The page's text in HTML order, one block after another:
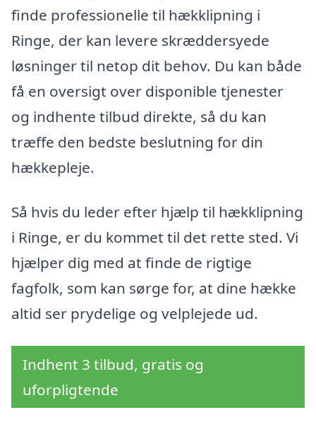
finde professionelle til hækklipning i
Ringe, der kan levere skræddersyede
løsninger til netop dit behov. Du kan både
få en oversigt over disponible tjenester
og indhente tilbud direkte, så du kan
træffe den bedste beslutning for din
hækkepleje.
Så hvis du leder efter hjælp til hækklipning
i Ringe, er du kommet til det rette sted. Vi
hjælper dig med at finde de rigtige
fagfolk, som kan sørge for, at dine hække
altid ser prydelige og velplejede ud.
Indhent 3 tilbud, gratis og
uforpligtende